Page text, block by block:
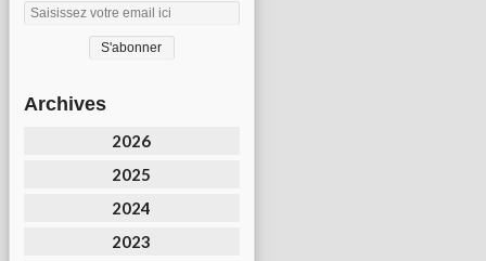
Archives
2026
2025
2024
2023